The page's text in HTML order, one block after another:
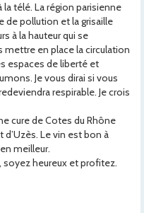
la télé. La région parisienne
de pollution et la grisaille
à la hauteur qui se
mettre en place la circulation
espaces de liberté et
Je vous dirai si vous
respirable. Je crois
cure de Cotes du Rhône
d’Uzès. Le vin est bon à
meilleur.
heureux et profitez.